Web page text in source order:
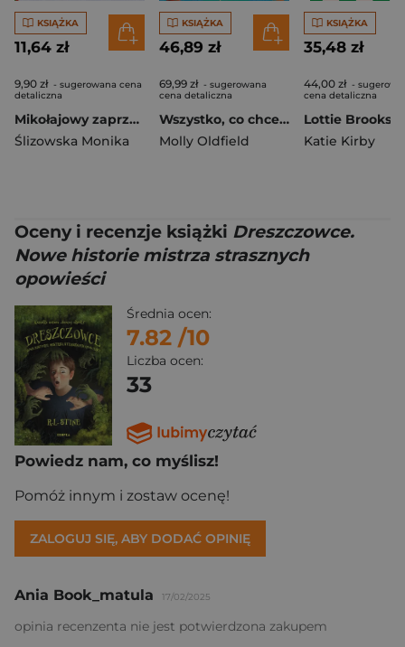
KSIĄŻKA
11,64 zł
9,90 zł - sugerowana cena
detaliczna
Mikołajowy zaprzęg i przebranie dla osiołka
Ślizowska Monika
KSIĄŻKA
46,89 zł
69,99 zł - sugerowana
cena detaliczna
Wszystko, co chcesz wiedzieć. Dookoła świata. Genialne pytania i proste odpowiedzi na każdy dzień roku
Molly Oldfield
KSIĄŻKA
35,48 zł
44,00 zł -
cena detaliczna
Katie Kirby
Oceny i recenzje książki Dreszczowce.
Nowe historie mistrza strasznych
opowieści
Średnia ocen:
7.82 /10
Liczba ocen:
33
Powiedz nam, co myślisz!
Pomóż innym i zostaw ocenę!
ZALOGUJ SIĘ, ABY DODAĆ OPINIĘ
Ania Book_matula 17/02/2025
opinia recenzenta nie jest potwierdzona zakupem